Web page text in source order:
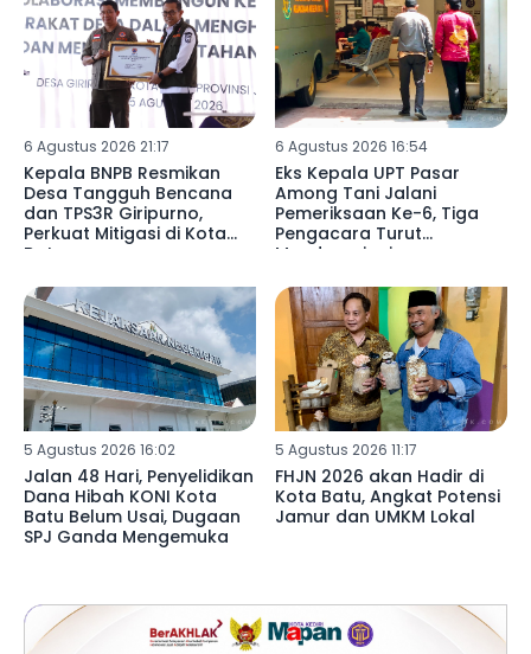
6 Agustus 2026 21:17
Kepala BNPB Resmikan
Desa Tangguh Bencana
dan TPS3R Giripurno,
Perkuat Mitigasi di Kota
Batu
6 Agustus 2026 16:54
Eks Kepala UPT Pasar
Among Tani Jalani
Pemeriksaan Ke-6, Tiga
Pengacara Turut
Mendampingi
5 Agustus 2026 16:02
Jalan 48 Hari, Penyelidikan
Dana Hibah KONI Kota
Batu Belum Usai, Dugaan
SPJ Ganda Mengemuka
5 Agustus 2026 11:17
FHJN 2026 akan Hadir di
Kota Batu, Angkat Potensi
Jamur dan UMKM Lokal